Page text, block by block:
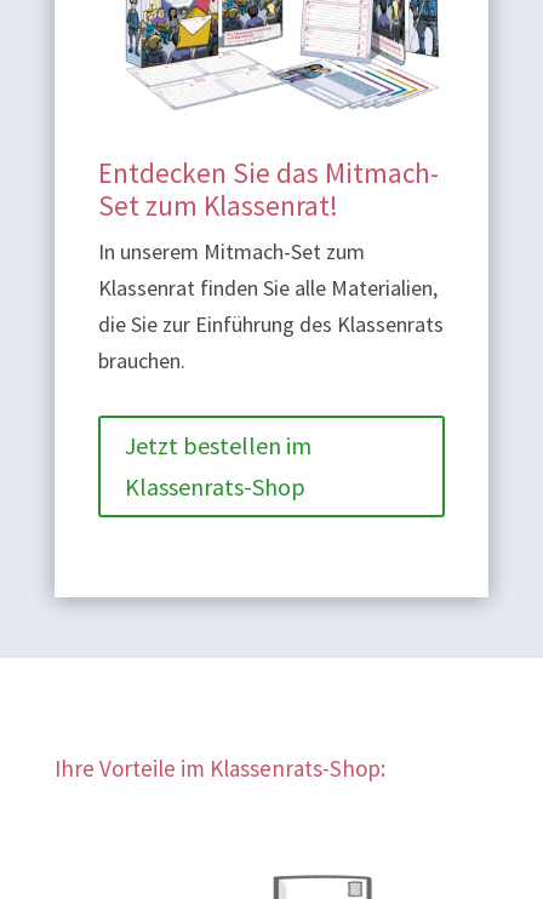
Entdecken Sie das Mitmach-
Set zum Klassenrat!
In unserem Mitmach-Set zum
Klassenrat finden Sie alle Materialien,
die Sie zur Einführung des Klassenrats
brauchen.
Jetzt bestellen im
Klassenrats-Shop
Ihre Vorteile im Klassenrats-Shop: